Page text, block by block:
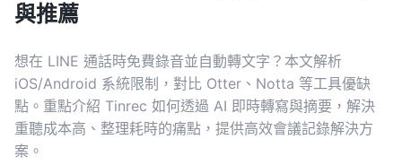
與推薦
想在 LINE 通話時免費錄音並自動轉文字？本文解析
iOS/Android 系統限制，對比 Otter、Notta 等工具優缺
點。重點介紹 Tinrec 如何透過 AI 即時轉寫與摘要，解決
重聽成本高、整理耗時的痛點，提供高效會議記錄解決方
案。